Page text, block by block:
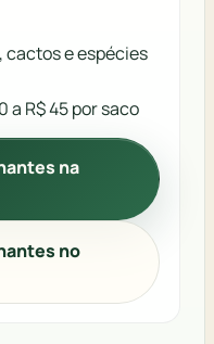
e espécies
a R$ 45 por saco
na
no